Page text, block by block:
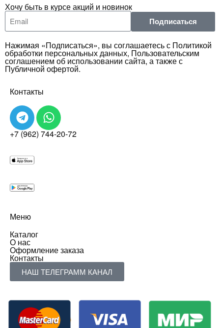
Хочу быть в курсе акций и новинок
Подписаться
Нажимая «Подписаться», вы соглашаетесь с Политикой
обработки персональных данных, Пользовательским
соглашением об использовании сайта, а также с
Публичной офертой.
Контакты
+7 (962) 744-20-72
Меню
Каталог
О нас
Оформление заказа
Контакты
НАШ ТЕЛЕГРАММ КАНАЛ